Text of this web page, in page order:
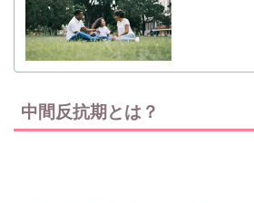
中間反抗期とは？